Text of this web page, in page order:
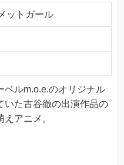
ットガール
ベルm.o.e.のオリジナル
いた古谷徹の出演作品の
アニメ。